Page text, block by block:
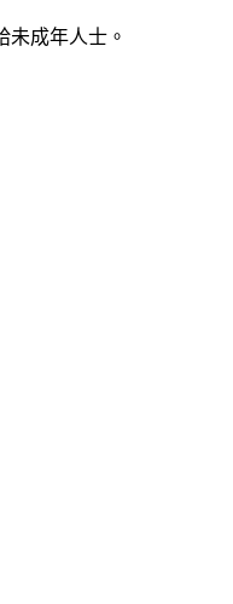
未成年人士。